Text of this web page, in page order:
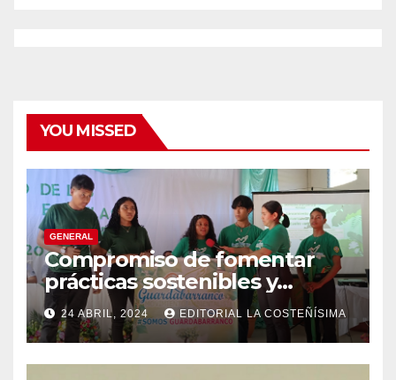
YOU MISSED
GENERAL
Compromiso de fomentar
prácticas sostenibles y
conciencia ecológica en las
instituciones educativas
24 ABRIL, 2024 EDITORIAL LA COSTEÑÍSIMA